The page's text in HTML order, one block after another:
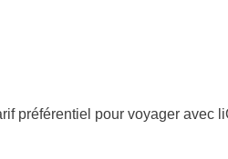
préférentiel pour voyager avec